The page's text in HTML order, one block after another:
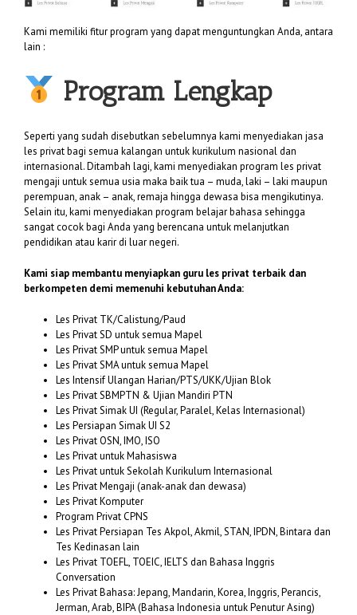
Kami memiliki fitur program yang dapat menguntungkan Anda, antara
lain :
Program Lengkap
Seperti yang sudah disebutkan sebelumnya kami menyediakan jasa
les privat bagi semua kalangan untuk kurikulum nasional dan
internasional. Ditambah lagi, kami menyediakan program les privat
mengaji untuk semua usia maka baik tua – muda, laki – laki maupun
perempuan, anak – anak, remaja hingga dewasa bisa mengikutinya.
Selain itu, kami menyediakan program belajar bahasa sehingga
sangat cocok bagi Anda yang berencana untuk melanjutkan
pendidikan atau karir di luar negeri.
Kami siap membantu menyiapkan guru les privat terbaik dan
berkompeten demi memenuhi kebutuhan Anda:
Les Privat TK/Calistung/Paud
Les Privat SD untuk semua Mapel
Les Privat SMP untuk semua Mapel
Les Privat SMA untuk semua Mapel
Les Intensif Ulangan Harian/PTS/UKK/Ujian Blok
Les Privat SBMPTN & Ujian Mandiri PTN
Les Privat Simak UI (Regular, Paralel, Kelas Internasional)
Les Persiapan Simak UI S2
Les Privat OSN, IMO, ISO
Les Privat untuk Mahasiswa
Les Privat untuk Sekolah Kurikulum Internasional
Les Privat Mengaji (anak-anak dan dewasa)
Les Privat Komputer
Program Privat CPNS
Les Privat Persiapan Tes Akpol, Akmil, STAN, IPDN, Bintara dan
Tes Kedinasan lain
Les Privat TOEFL, TOEIC, IELTS dan Bahasa Inggris
Conversation
Les Privat Bahasa: Jepang, Mandarin, Korea, Inggris, Perancis,
Jerman, Arab, BIPA (Bahasa Indonesia untuk Penutur Asing)